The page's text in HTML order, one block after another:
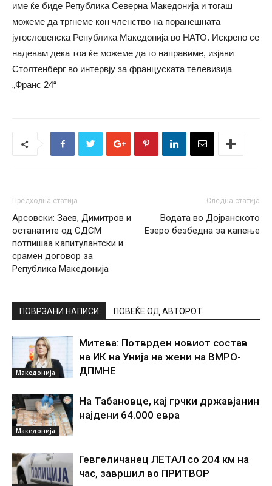
име ќе биде Република Северна Македонија и тогаш
можеме да тргнеме кон членство на поранешната
југословенска Република Македонија во НАТО. Искрено се
надевам дека тоа ќе можеме да го направиме, изјави
Столтенберг во интервју за француската телевизија
„Франс 24“
Предходна статија
Арсовски: Заев, Димитров и
останатите од СДСМ
потпишаа капитулантски и
срамен договор за
Република Македонија
Следна статија
Водата во Дојранското
Езеро безбедна за капење
ПОВРЗАНИ НАПИСИ ПОВЕЌЕ ОД АВТОРОТ
Македонија
Митева: Потврден новиот состав
на ИК на Унија на жени на ВМРО-
ДПМНЕ
Македонија
На Табановце, кај грчки државјанин
најдени 64.000 евра
Гевгеличанец ЛЕТАЛ со 204 км на
час, завршил во ПРИТВОР